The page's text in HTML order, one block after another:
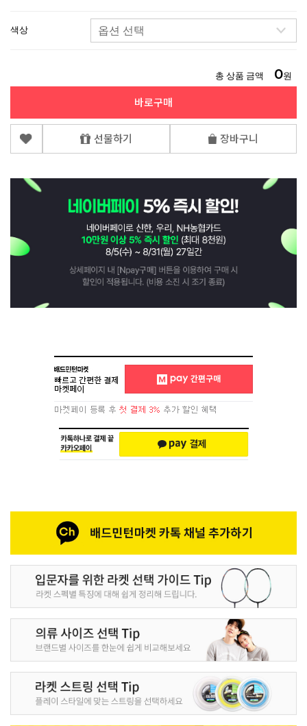
색상
총 상품 금액 0원
바로구매
선물하기 장바구니